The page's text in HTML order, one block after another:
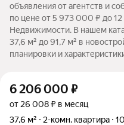
объявления от агентств и
по цене от 5 973 000 ₽ до
Недвижимости. В нашем
37,6 м² до 91,7 м² в
планировки и
6 206 000 ₽
от 26 008 ₽ в месяц
37,6 м²
2-комн. квартира